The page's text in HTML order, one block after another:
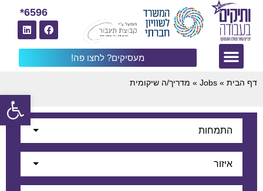
מעסיקים? לחצו פה!
6596*
דף הבית »
Jobs
» מדריך/ה שיקומית
התמחות
איזור